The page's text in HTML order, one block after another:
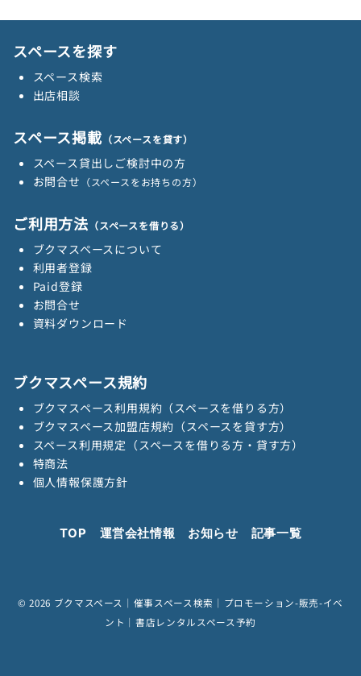
スペースを探す
スペース検索
出店相談
スペース掲載 （スペースを貸す）
スペース貸出しご検討中の方
お問合せ （スペースをお持ちの方）
ご利用方法 （スペースを借りる）
ブクマスペースについて
利用者登録
Paid登録
お問合せ
資料ダウンロード
ブクマスペース規約
ブクマスペース利用規約（スペースを借りる方）
ブクマスペース加盟店規約（スペースを貸す方）
スペース利用規定（スペースを借りる方・貸す方）
特商法
個人情報保護方針
TOP 運営会社情報 お知らせ 記事一覧
© 2026 ブクマスペース｜催事スペース検索｜プロモーション-販売-イベ
ント｜書店レンタルスペース予約